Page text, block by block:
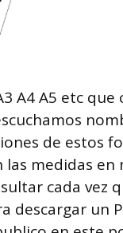
A4 A5 etc
de estos
medidas
cada vez
descargar un